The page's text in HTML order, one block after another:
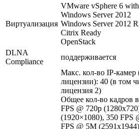
Виртуализация
VMware vSphere 6
Windows Server 2012
Windows Server 2012
Citrix Ready
OpenStack
DLNA
Compliance
поддерживается
Макс. кол-во IP-камер
лицензии): 40 (в том
лицензия 2)
Общее кол-во кадров
FPS @ 720p
(1920×1080), 350 FPS
FPS @ 5M